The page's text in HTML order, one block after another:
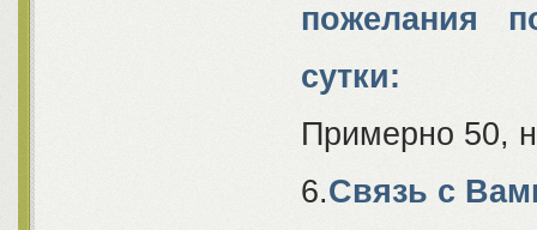
пожелания
сутки:
Примерно 50,
6.Связь с